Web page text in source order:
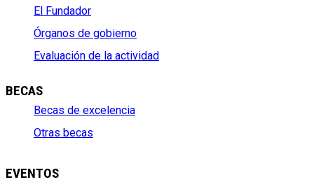
El Fundador
Órganos de gobierno
Evaluación de la actividad
BECAS
Becas de excelencia
Otras becas
EVENTOS